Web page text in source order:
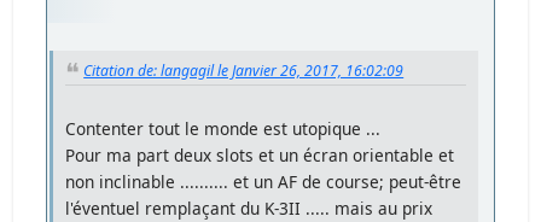
Citation de: langagil le Janvier 26, 2017, 16:02:09
Contenter tout le monde est utopique ...
Pour ma part deux slots et un écran orientable et
non inclinable .......... et un AF de course; peut-être
l'éventuel remplaçant du K-3II ..... mais au prix